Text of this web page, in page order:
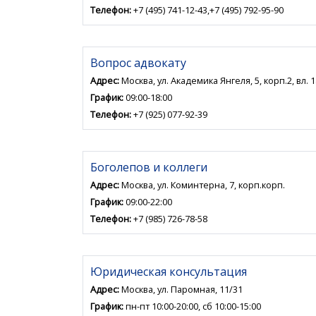
Телефон:+7 (495) 741-12-43,+7 (495) 792-95-90
Вопрос адвокату
Адрес:Москва, ул. Академика Янгеля, 5, корп.2, вл.
График:09:00-18:00
Телефон:+7 (925) 077-92-39
Боголепов и коллеги
Адрес:Москва, ул. Коминтерна, 7, корп.корп.
График:09:00-22:00
Телефон:+7 (985) 726-78-58
Юридическая консультация
Адрес:Москва, ул. Паромная, 11/31
График:пн-пт 10:00-20:00, сб 10:00-15:00